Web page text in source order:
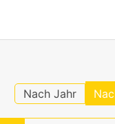
Nach Jahr